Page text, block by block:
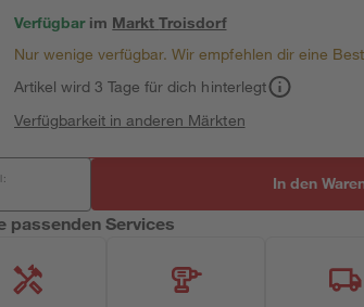
Verfügbar im MarktTroisdorf
Nur wenige verfügbar. Wir empfehlen dir eine
Artikel wird 3 Tage für dich hinterlegt
Verfügbarkeit in anderen Märkten
In den
passenden Services